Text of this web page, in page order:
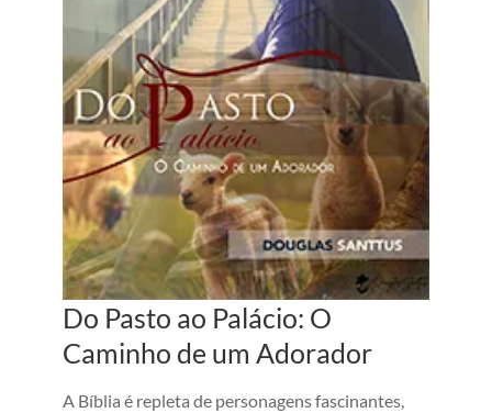
Do Pasto ao Palácio: O
Caminho de um Adorador
A Bíblia é repleta de personagens fascinantes,